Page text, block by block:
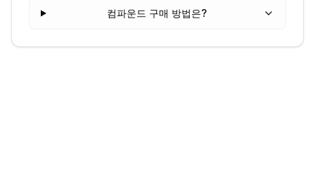
컴파운드 구매 방법은?